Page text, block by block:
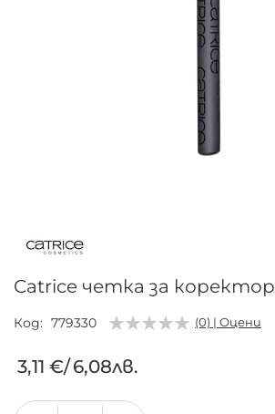
на
със
Catrice четка за коректор
Код 779330 (0) | Оцени
3,11 €/6,08лв.